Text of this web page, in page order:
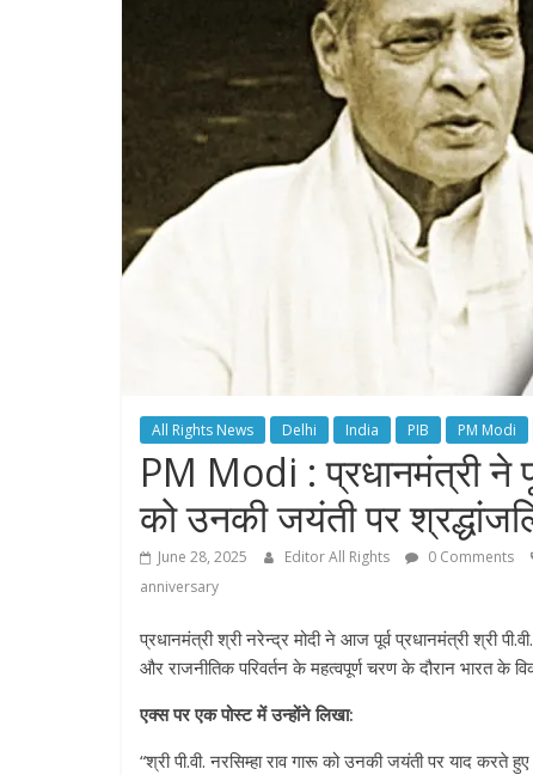
All Rights News Delhi India PIB PM Modi
PM Modi : प्रधानमंत्री ने
को उनकी जयंती पर
June 28, 2025 Editor All Rights 0 Comments
anniversary
प्रधानमंत्री श्री नरेन्द्र मोदी ने आज पूर्व प्रधानमंत्री श्री
और राजनीतिक परिवर्तन के महत्वपूर्ण चरण के दौरान भारत के
एक्स पर एक पोस्ट में उन्होंने लिखा:
“श्री पी.वी. नरसिम्हा राव गारू को उनकी जयंती पर याद